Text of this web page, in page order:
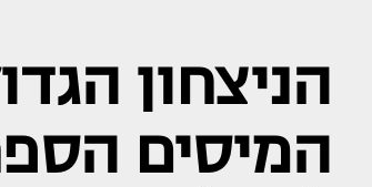
הניצחון
המיסים